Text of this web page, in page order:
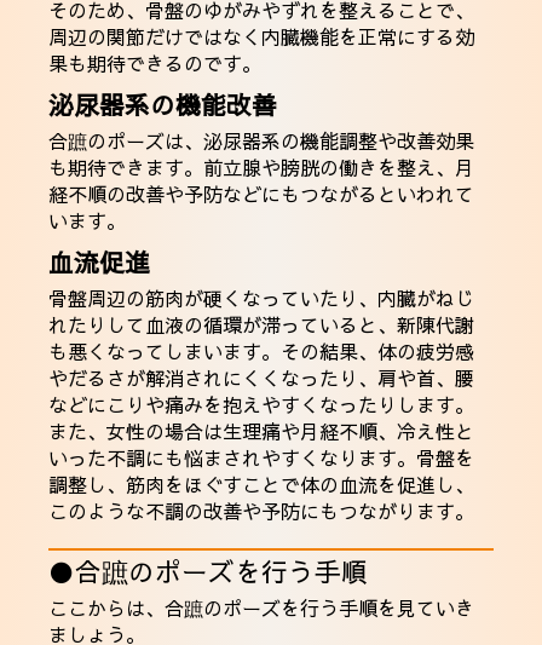
そのため、骨盤のゆがみやずれを整えることで、
周辺の関節だけではなく内臓機能を正常にする効
果も期待できるのです。
泌尿器系の機能改善
合蹠のポーズは、泌尿器系の機能調整や改善効果
も期待できます。前立腺や膀胱の働きを整え、月
経不順の改善や予防などにもつながるといわれて
います。
血流促進
骨盤周辺の筋肉が硬くなっていたり、内臓がねじ
れたりして血液の循環が滞っていると、新陳代謝
も悪くなってしまいます。その結果、体の疲労感
やだるさが解消されにくくなったり、肩や首、腰
などにこりや痛みを抱えやすくなったりします。
また、女性の場合は生理痛や月経不順、冷え性と
いった不調にも悩まされやすくなります。骨盤を
調整し、筋肉をほぐすことで体の血流を促進し、
このような不調の改善や予防にもつながります。
●合蹠のポーズを行う手順
ここからは、合蹠のポーズを行う手順を見ていき
ましょう。